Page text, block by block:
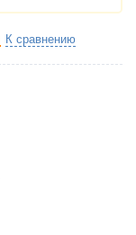
К сравнению